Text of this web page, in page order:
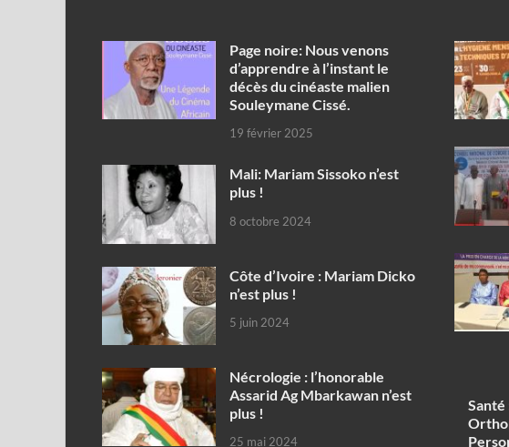
Page noire: Nous venons
d’apprendre à l’instant le
décès du cinéaste malien
Souleymane Cissé.
19 février 2025
Mali: Mariam Sissoko n’est
plus !
8 octobre 2024
Côte d’Ivoire : Mariam Dicko
n’est plus !
5 juin 2024
Nécrologie : l’honorable
Assarid Ag Mbarkawan n’est
plus !
25 mai 2024
Santé